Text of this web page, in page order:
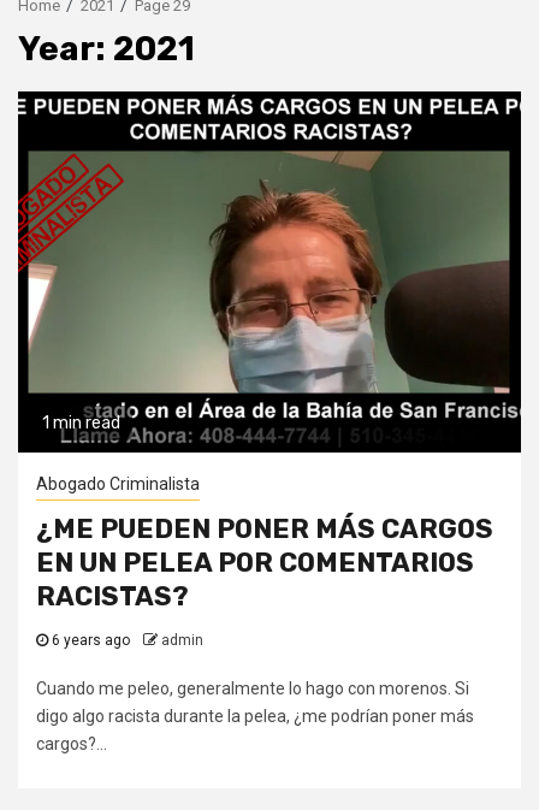
Home 2021 Page 29
Year: 2021
1 min read
Abogado Criminalista
¿ME PUEDEN PONER MÁS CARGOS
EN UN PELEA POR COMENTARIOS
RACISTAS?
6 years ago admin
Cuando me peleo, generalmente lo hago con morenos. Si
digo algo racista durante la pelea, ¿me podrían poner más
cargos?...